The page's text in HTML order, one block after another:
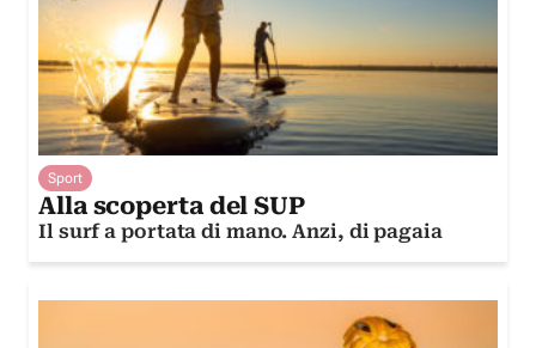
Sport
Alla scoperta del SUP
Il surf a portata di mano. Anzi, di pagaia